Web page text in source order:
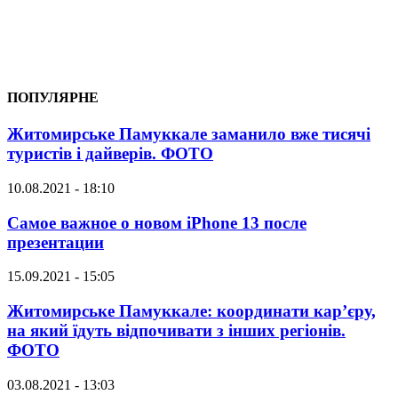
ПОПУЛЯРНЕ
Житомирське Памуккале заманило вже тисячі
туристів і дайверів. ФОТО
10.08.2021 - 18:10
Самое важное о новом iPhone 13 после
презентации
15.09.2021 - 15:05
Житомирське Памуккале: координати кар’єру,
на який їдуть відпочивати з інших регіонів.
ФОТО
03.08.2021 - 13:03